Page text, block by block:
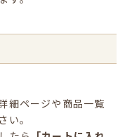
細ページや商品一覧
い。